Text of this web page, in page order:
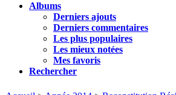
Albums
Derniers ajouts
Derniers commentaires
Les plus populaires
Les mieux notées
Mes favoris
Rechercher